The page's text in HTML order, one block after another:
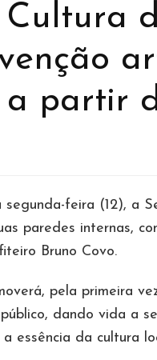
Cultura
a partir
feira (12), a
paredes internas,
Bruno Covo.
pela primeira
dando vida a
essência da cultura